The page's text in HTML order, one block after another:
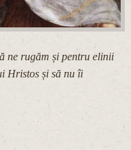
ne rugăm și pentru elinii
Hristos și să nu îi